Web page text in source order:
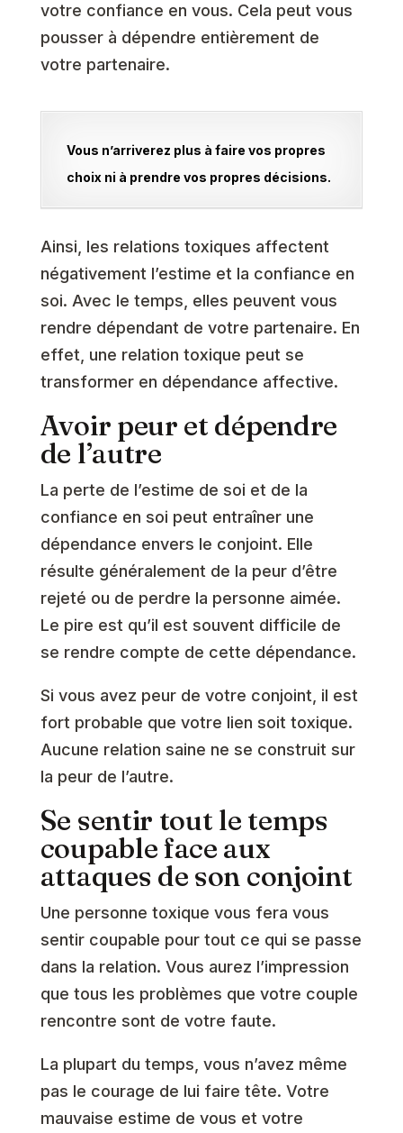
votre confiance en vous. Cela peut vous
pousser à dépendre entièrement de
votre partenaire.
Vous n’arriverez plus à faire vos propres
choix ni à prendre vos propres décisions.
Ainsi, les relations toxiques affectent
négativement l’estime et la confiance en
soi. Avec le temps, elles peuvent vous
rendre dépendant de votre partenaire. En
effet, une relation toxique peut se
transformer en dépendance affective.
Avoir peur et dépendre
de l’autre
La perte de l’estime de soi et de la
confiance en soi peut entraîner une
dépendance envers le conjoint. Elle
résulte généralement de la peur d’être
rejeté ou de perdre la personne aimée.
Le pire est qu’il est souvent difficile de
se rendre compte de cette dépendance.
Si vous avez peur de votre conjoint, il est
fort probable que votre lien soit toxique.
Aucune relation saine ne se construit sur
la peur de l’autre.
Se sentir tout le temps
coupable face aux
attaques de son conjoint
Une personne toxique vous fera vous
sentir coupable pour tout ce qui se passe
dans la relation. Vous aurez l’impression
que tous les problèmes que votre couple
rencontre sont de votre faute.
La plupart du temps, vous n’avez même
pas le courage de lui faire tête. Votre
mauvaise estime de vous et votre